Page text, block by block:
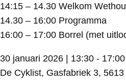
14:15 – 14.30 Welkom
14.30 – 16:00 Programma
16:00 – 17:00 Borrel (met
30 januari 2026 | 13:30 - 17:00
De Cyklist, Gasfabriek 3,